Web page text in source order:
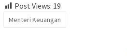
Post Views: 19
Menteri Keuangan